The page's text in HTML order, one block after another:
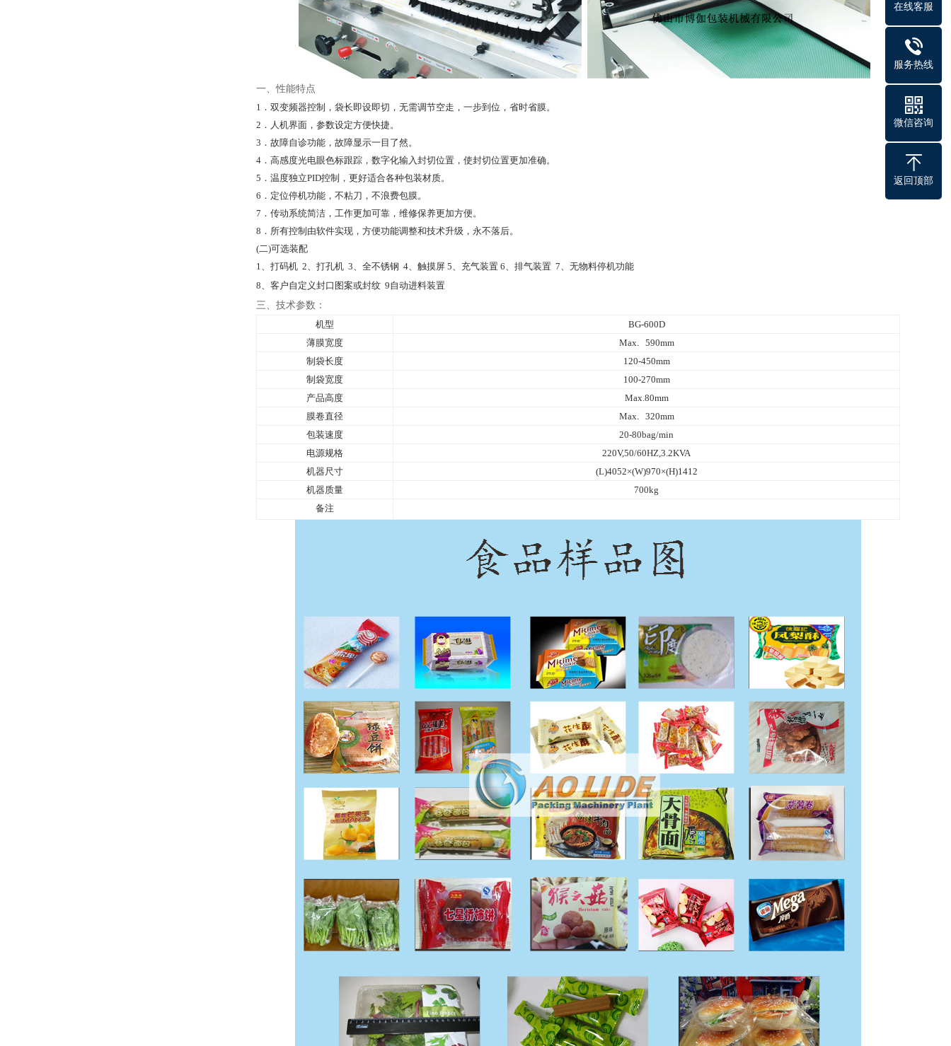
一、性能特点
1 ．双变频器控制，袋长即设即切，无需调节空走，一步到位，省时省膜。
2．人机界面，参数设定方便快捷。
3．故障自诊功能，故障显示一目了然。
4．高感度光电眼色标跟踪，数字化输入封切位置，使封切位置更加准确。
5．温度独立PID控制，更好适合各种包装材质。
6．定位停机功能，不粘刀，不浪费包膜。
7．传动系统简洁，工作更加可靠，维修保养更加方便。
8．所有控制由软件实现，方便功能调整和技术升级，永不落后。
(二)可选装配
1、 打码机 2、打孔机 3、全不锈钢 4、触摸屏 5、充气装置 6、排气装置 7、无物料停机功能
8、客户自定义封口图案或封纹 9自动进料装置
三、技术参数：
机型
BG-600D
薄膜宽度
Max. 590mm
制袋长度
120-450mm
制袋宽度
100-270mm
产品高度
Max.80mm
膜卷直径
Max. 320mm
包装速度
20-80bag/min
电源规格
220V,50/60HZ,3.2KVA
机器尺寸
(L)4052×(W)970×(H)1412
机器质量
700kg
备注
在线客服
服务热线
微信咨询
返回顶部